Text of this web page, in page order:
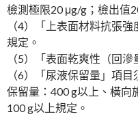
檢測極限20 μg/g；檢出值
（4）「上表面材料抗張
規定。
（5）「表面乾爽性（回
（6）「尿液保留量」項
保留量：400 g以上、橫向
100 g以上規定。